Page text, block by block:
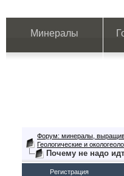
Минералы
Форум: минералы,
Геологические и
Почему не надо
Регистрация